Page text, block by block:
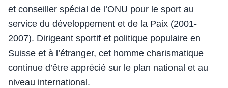
et conseiller spécial de l’ONU pour le sport au
service du développement et de la Paix (2001-
2007). Dirigeant sportif et politique populaire en
Suisse et à l’étranger, cet homme charismatique
continue d’être apprécié sur le plan national et au
niveau international.